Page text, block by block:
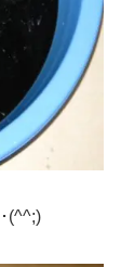
(^^;)